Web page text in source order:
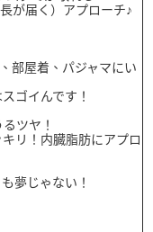
が届く）アプローチ♪
部屋着、パジャマにい
ゴイんです！
ツヤ！
リ！内臓脂肪にアプロ
夢じゃない！